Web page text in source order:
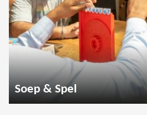
Soep & Spel